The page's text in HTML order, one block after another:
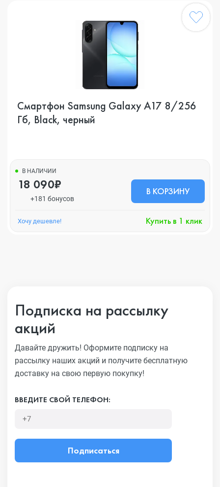
Смартфон Samsung Galaxy A17 8/256
Гб, Black, черный
В НАЛИЧИИ
18 090₽
+181 бонусов
В КОРЗИНУ
Хочу дешевле! Купить в 1 клик
Подписка на рассылку
акций
Давайте дружить! Оформите подписку на
рассылку наших акций и получите бесплатную
доставку на свою первую покупку!
ВВЕДИТЕ СВОЙ ТЕЛЕФОН:
Подписаться